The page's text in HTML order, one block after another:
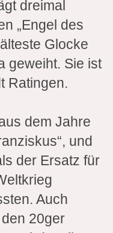
dreimal
„Engel des
Glocke
geweiht. Sie ist
Ratingen.
dem Jahre
und
der Ersatz für
Auch
20ger